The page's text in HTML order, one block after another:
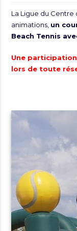
La Ligue du Centre
animations, un
Beach Tennis
Une
lors de toute